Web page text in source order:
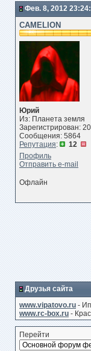
Фев. 8, 2012
CAMELION
Юрий
Из: Планета земля
Зарегистрирован:
Сообщения: 5864
Репутация:
12
Профиль
Отправить e-mail
Офлайн
Друзья сайта
www.vipatovo.ru -
www.rc-box.ru -
Перейти